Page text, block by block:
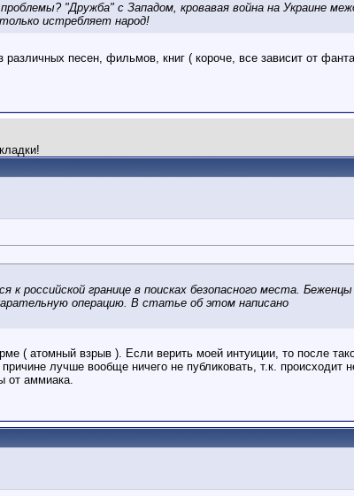
"Дружба" с Западом, кровавая война на Украине
истребляет народ!
различных песен, фильмов, книг ( короче, все зависит от
российской границе в поисках безопасного места.
операцию. В статье об этом написано
( атомный взрыв ). Если верить моей интуиции, то после
лучше вообще ничего не публиковать, т.к. происходит
от аммиака.